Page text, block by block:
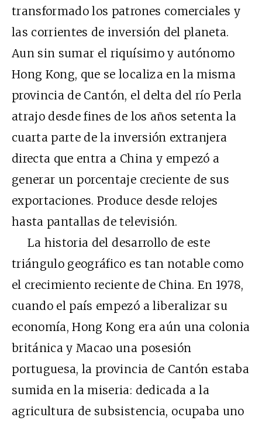
transformado los patrones comerciales y
las corrientes de inversión del planeta.
Aun sin sumar el riquísimo y autónomo
Hong Kong, que se localiza en la misma
provincia de Cantón, el delta del río Perla
atrajo desde fines de los años setenta la
cuarta parte de la inversión extranjera
directa que entra a China y empezó a
generar un porcentaje creciente de sus
exportaciones. Produce desde relojes
hasta pantallas de televisión.
La historia del desarrollo de este
triángulo geográfico es tan notable como
el crecimiento reciente de China. En 1978,
cuando el país empezó a liberalizar su
economía, Hong Kong era aún una colonia
británica y Macao una posesión
portuguesa, la provincia de Cantón estaba
sumida en la miseria: dedicada a la
agricultura de subsistencia, ocupaba uno